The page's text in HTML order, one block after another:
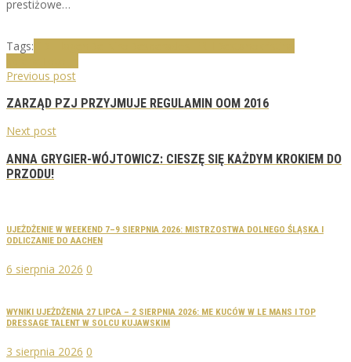
prestiżowe…
Tags:
Previous post
ZARZĄD PZJ PRZYJMUJE REGULAMIN OOM 2016
Next post
ANNA GRYGIER-WÓJTOWICZ: CIESZĘ SIĘ KAŻDYM KROKIEM DO
PRZODU!
UJEŻDŻENIE W WEEKEND 7–9 SIERPNIA 2026: MISTRZOSTWA DOLNEGO ŚLĄSKA I
ODLICZANIE DO AACHEN
6 sierpnia 2026 0
WYNIKI UJEŻDŻENIA 27 LIPCA – 2 SIERPNIA 2026: ME KUCÓW W LE MANS I TOP
DRESSAGE TALENT W SOLCU KUJAWSKIM
3 sierpnia 2026 0